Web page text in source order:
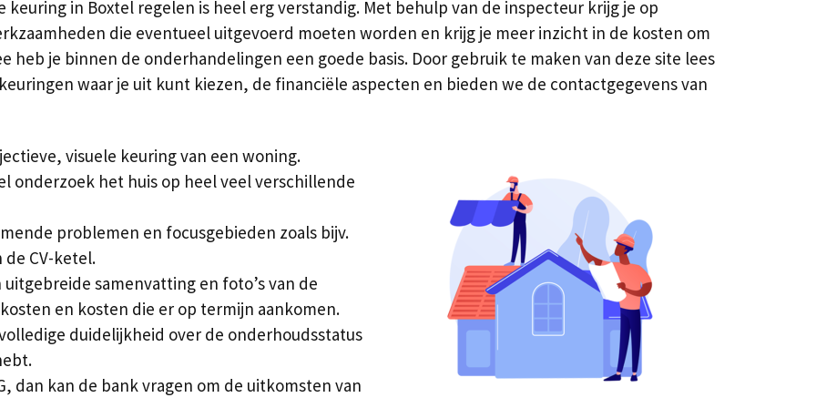
keuring in Boxtel regelen is heel erg verstandig. Met behulp van de inspecteur krijg je op
die eventueel uitgevoerd moeten worden en krijg je meer inzicht in de kosten om
heb je binnen de onderhandelingen een goede basis. Door gebruik te maken van deze site lees
waar je uit kunt kiezen, de financiële aspecten en bieden we de contactgegevens van
visuele keuring van een woning.
onderzoek het huis op heel veel verschillende
problemen en focusgebieden zoals bijv.
CV-ketel.
samenvatting en foto’s van de
en kosten die er op termijn aankomen.
duidelijkheid over de onderhoudsstatus
dan kan de bank vragen om de uitkomsten van